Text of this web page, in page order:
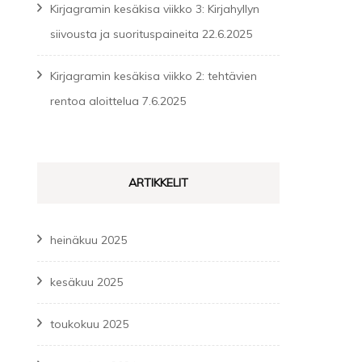
Kirjagramin kesäkisa viikko 3: Kirjahyllyn
siivousta ja suorituspaineita 22.6.2025
Kirjagramin kesäkisa viikko 2: tehtävien
rentoa aloittelua 7.6.2025
ARTIKKELIT
heinäkuu 2025
kesäkuu 2025
toukokuu 2025